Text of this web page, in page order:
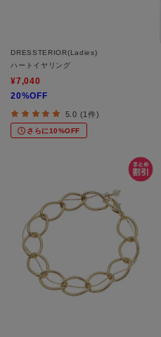
DRESSTERIOR(Ladies)
ハートイヤリング
¥7,040
20%OFF
5.0 (1件)
さらに10%OFF